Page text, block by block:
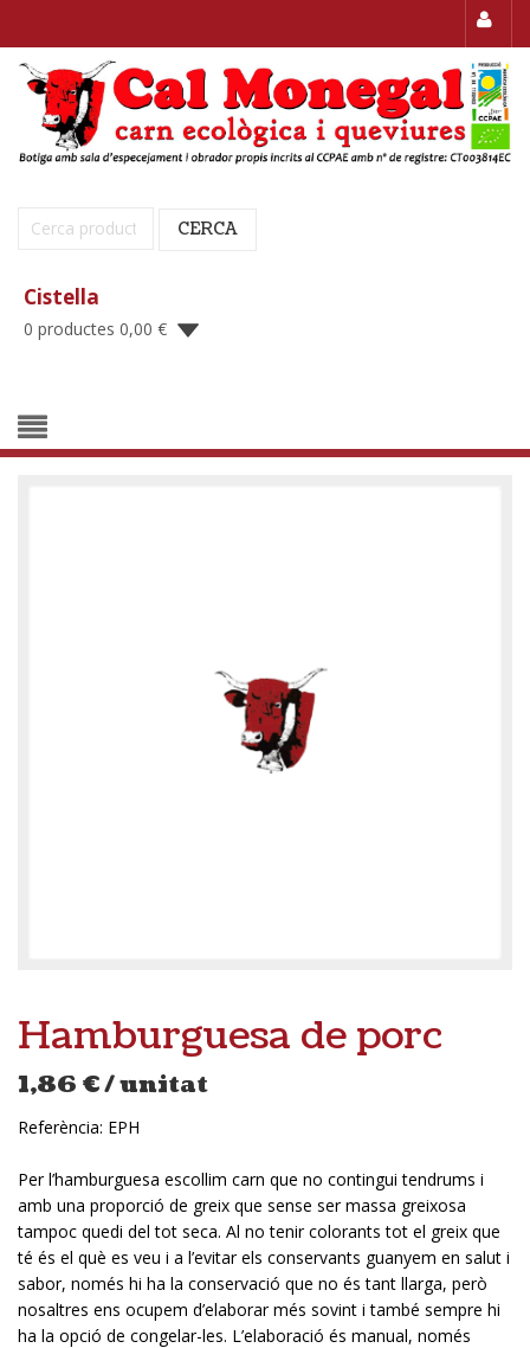
Cerca: CERCA
Cistella
0 productes 0,00 €
Hamburguesa de porc
1,86 €/ unitat
Referència: EPH
Per l’hamburguesa escollim carn que no contingui tendrums i
amb una proporció de greix que sense ser massa greixosa
tampoc quedi del tot seca. Al no tenir colorants tot el greix que
té és el què es veu i a l’evitar els conservants guanyem en salut i
sabor, només hi ha la conservació que no és tant llarga, però
nosaltres ens ocupem d’elaborar més sovint i també sempre hi
ha la opció de congelar-les. L’elaboració és manual, només